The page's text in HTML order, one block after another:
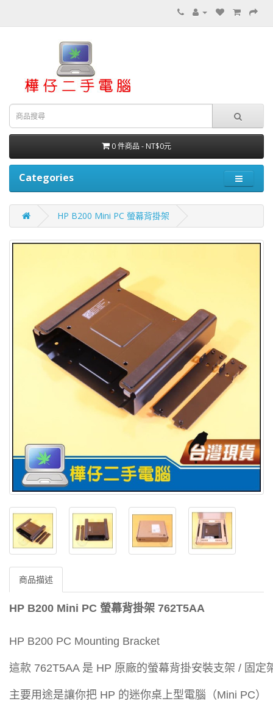
0 件商品 - NT$0元
Categories
HP B200 Mini PC 螢幕背掛架
商品描述
HP B200 Mini PC 螢幕背掛架 762T5AA
HP B200 PC Mounting Bracket
這款 762T5AA 是 HP 原廠的螢幕背掛安裝支架 / 固定
主要用途是讓你把 HP 的迷你桌上型電腦（Mini PC）